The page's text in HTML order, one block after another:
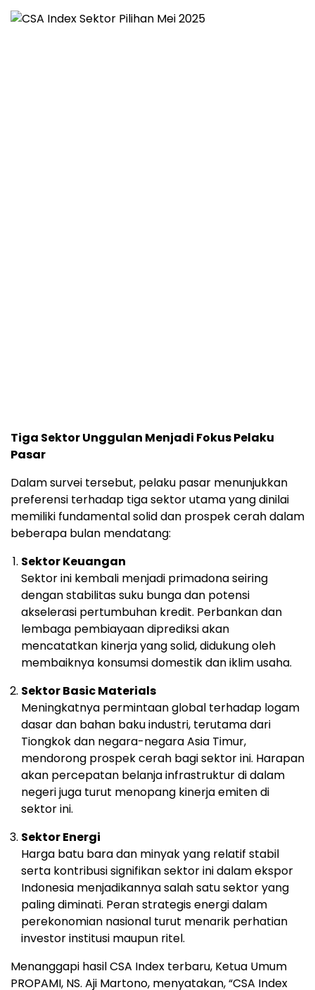
Tiga SektorUnggulan Menjadi FokusPelaku
Pasar
Dalamsurvei tersebut, pelaku pasar menunjukkan
preferensi terhadap tigasektorutamayangdinilai
memiliki fundamentalsoliddan prospekcerahdalam
beberapa bulan mendatang:
SektorKeuangan
Sektorini kembali menjadi primadonaseiring
denganstabilitassuku bungadan potensi
akselerasi pertumbuhan kredit. Perbankandan
lembaga pembiayaandiprediksiakan
mencatatkan kinerjayangsolid,didukungoleh
membaiknya konsumsidomestikdaniklimusaha.
SektorBasicMaterials
Meningkatnya permintaanglobal terhadap logam
dasardan bahan bakuindustri, terutamadari
Tiongkokdan negara-negaraAsia Timur,
mendorong prospekcerah bagisektorini. Harapan
akan percepatan belanjainfrastrukturdidalam
negerijuga turut menopang kinerjaemitendi
sektorini.
SektorEnergi
Harga batu baradan minyakyang relatif stabil
serta kontribusisignifikansektorinidalamekspor
Indonesia menjadikannyasalahsatusektoryang
palingdiminati. Peranstrategisenergidalam
perekonomian nasional turut menarik perhatian
investorinstitusi maupun ritel.
Menanggapi hasilCSA Index terbaru, Ketua Umum
PROPAMI, NS. Aji Martono, menyatakan, “CSA Index